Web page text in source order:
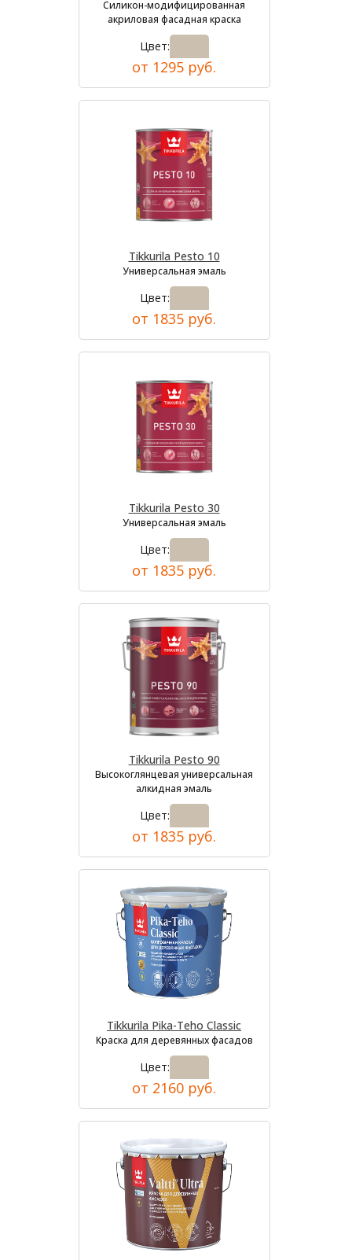
Силикон-модифицированная
акриловая фасадная краска
Цвет:
от 1295 руб.
Tikkurila Pesto 10
Универсальная эмаль
Цвет:
от 1835 руб.
Tikkurila Pesto 30
Универсальная эмаль
Цвет:
от 1835 руб.
Tikkurila Pesto 90
Высокоглянцевая универсальная
алкидная эмаль
Цвет:
от 1835 руб.
Tikkurila Pika-Teho Classic
Краска для деревянных фасадов
Цвет:
от 2160 руб.